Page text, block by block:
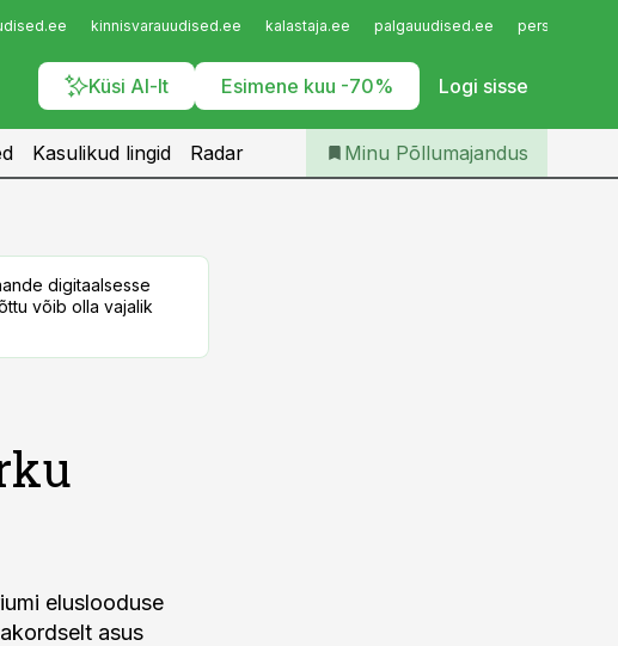
kinnisvarauudised.ee kalastaja.ee palgauudised.ee
Küsi AI-lt Esimene kuu -70% Logi sisse
Iseteenindus
Telli Põllumajandus
Kasulikud lingid Radar Minu Põllumajandus
digitaalsesse
võib olla vajalik
eluslooduse
asus